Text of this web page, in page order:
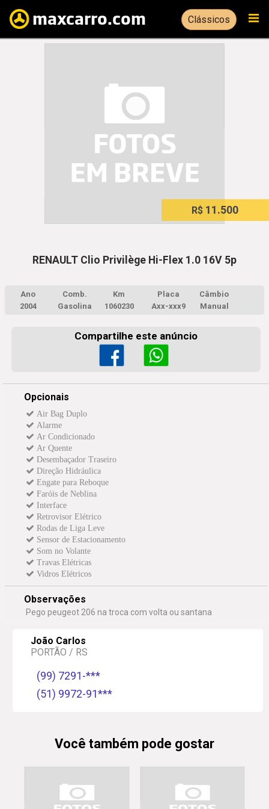
Clássicos
R$ 11.500
RENAULT Clio Privilège Hi-Flex 1.0 16V 5p
Ano
2004
Comb.
Gasolina
Km
1060230
Placa
Axx-xxx9
Câmbio
Manual
Compartilhe este anúncio
Opcionais
Air Bag Duplo
Alarme
Ar Condicionado
Ar Quente
Desembaçador Traseiro
Direção Hidráulica
Engate para Reboque
Faróis de Neblina
Interface
Retrovisor Elétrico
Rodas de Liga Leve
Sensor de Estacionamento
Som no Volante
Travas Elétricas
Vidros Elétricos
Observações
Pego peugeot 206 na troca com volta ou santana
João Carlos
PORTÃO / RS
(99) 7291-***
(51) 9972-91***
Você também pode gostar